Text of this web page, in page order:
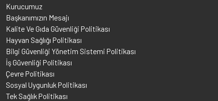
Kurucumuz
Başkanımızın Mesajı
Kalite Ve Gıda Güvenliği Politikası
Hayvan Sağlığı Politikası
Bilgi Güvenliği Yönetim Sistemi Politikası
İş Güvenliği Politikası
Çevre Politikası
Sosyal Uygunluk Politikası
Tek Sağlık Politikası